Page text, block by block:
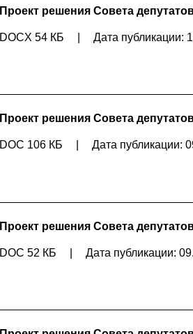
Проект решения Совета
DOCX 54 КБ Дата публикации:
Проект решения Совета
DOC 106 КБ Дата публикации:
Проект решения Совета
DOC 52 КБ Дата публикации: